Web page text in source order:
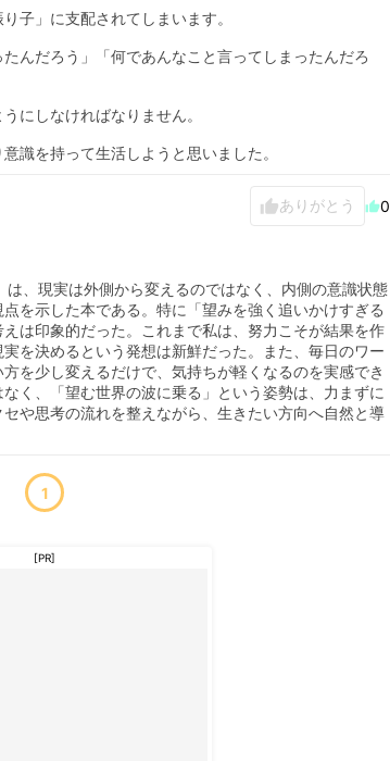
子」に支配されてしまいます。
んだろう」「何であんなこと言ってしまったんだろ
にしなければなりません。
識を持って生活しようと思いました。
thumb_upありがとう thumb_up0
は、現実は外側から変えるのではなく、内側の意識状態
を示した本である。特に「望みを強く追いかけすぎる
は印象的だった。これまで私は、努力こそが結果を作
を決めるという発想は新鮮だった。また、毎日のワー
を少し変えるだけで、気持ちが軽くなるのを実感でき
く、「望む世界の波に乗る」という姿勢は、力まずに
や思考の流れを整えながら、生きたい方向へ自然と導
1
[PR]